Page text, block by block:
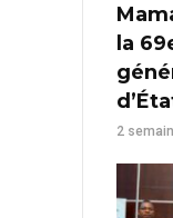
la
2